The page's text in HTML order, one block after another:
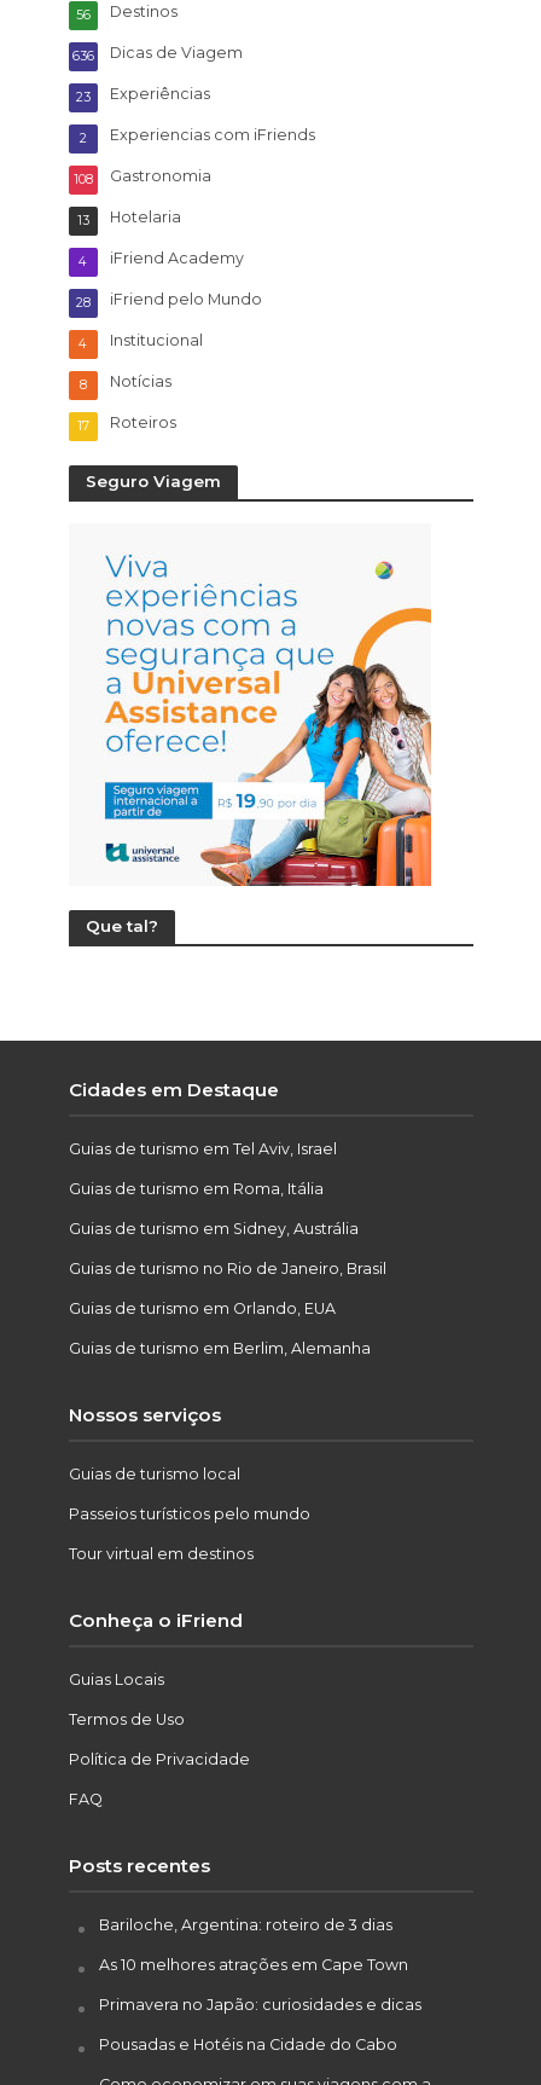
Destinos
56
Dicas de Viagem
636
Experiências
23
Experiencias com iFriends
2
Gastronomia
108
Hotelaria
13
iFriend Academy
4
iFriend pelo Mundo
28
Institucional
4
Notícias
8
Roteiros
17
Seguro Viagem
Que tal?
Cidades em Destaque
Guias de turismo em Tel Aviv, Israel
Guias de turismo em Roma, Itália
Guias de turismo em Sidney, Austrália
Guias de turismo no Rio de Janeiro, Brasil
Guias de turismo em Orlando, EUA
Guias de turismo em Berlim, Alemanha
Nossos serviços
Guias de turismo local
Passeios turísticos pelo mundo
Tour virtual em destinos
Conheça o iFriend
Guias Locais
Termos de Uso
Política de Privacidade
FAQ
Posts recentes
Bariloche, Argentina: roteiro de 3 dias
As 10 melhores atrações em Cape Town
Primavera no Japão: curiosidades e dicas
Pousadas e Hotéis na Cidade do Cabo